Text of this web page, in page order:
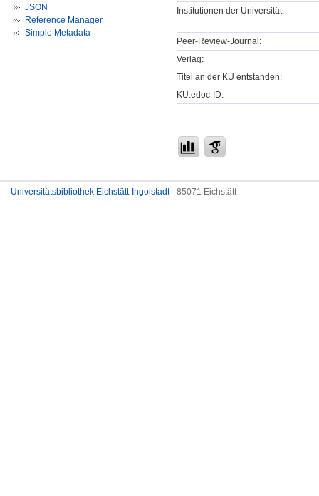
JSON
Reference Manager
Simple Metadata
Institutionen der Universität:
Peer-Review-Journal:
Verlag:
Titel an der KU entstanden:
KU.edoc-ID:
Universitätsbibliothek Eichstätt-Ingolstadt- 85071 Eichstätt